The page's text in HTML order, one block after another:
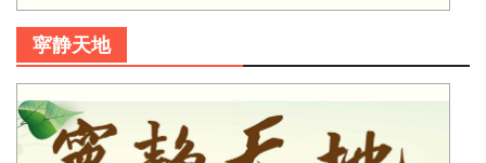
寜静天地